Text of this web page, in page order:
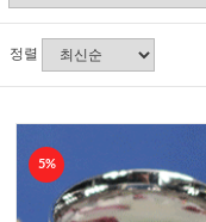
정렬
5%